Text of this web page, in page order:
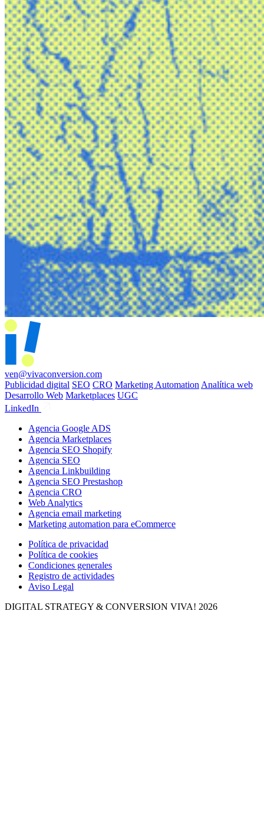
ven@vivaconversion.com
Publicidad digital SEO CRO Marketing AutomationAnalítica web
Desarrollo Web Marketplaces UGC
LinkedIn
Agencia Google ADS
Agencia Marketplaces
Agencia SEO Shopify
Agencia SEO
Agencia Linkbuilding
Agencia SEO Prestashop
Agencia CRO
Web Analytics
Agencia email marketing
Marketing automation para eCommerce
Política de privacidad
Política de cookies
Condiciones generales
Registro de actividades
Aviso Legal
DIGITAL STRATEGY & CONVERSION VIVA! 2026